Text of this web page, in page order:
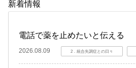
新着情報
電話で薬を止めたいと伝える
2026.08.09 2．統合失調症との日々